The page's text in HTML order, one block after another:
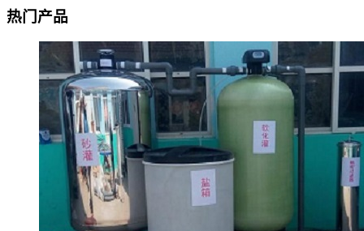
热门产品